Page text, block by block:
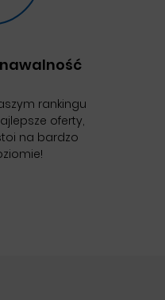
rankingu
oferty,
na bardzo